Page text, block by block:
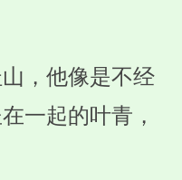
，他像是不经
一起的叶青，